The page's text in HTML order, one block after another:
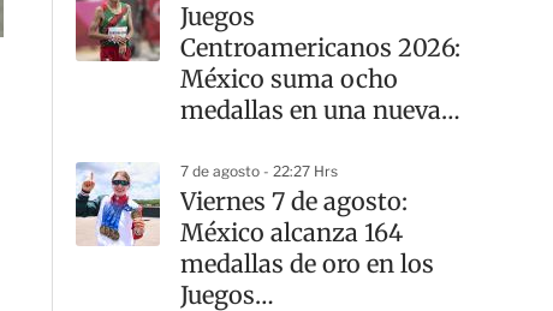
Juegos
Centroamericanos 2026:
México suma ocho
medallas en una nueva
7 de agosto - 22:27 Hrs
Viernes 7 de agosto:
México alcanza 164
medallas de oro en los
Juegos